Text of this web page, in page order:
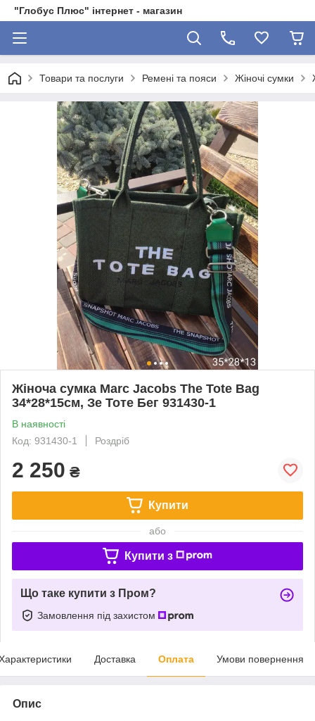
"Глобус Плюс" інтернет - магазин
Товари та послуги Ремені та пояси Жіночі сумки
Жіноча сумка Marc Jacobs The Tote Bag
34*28*15см, Зе Тоте Бег 931430-1
В наявності
Код: 931430-1
Роздріб
2 250 ₴
Купити
або
Купити з
Що таке купити з Пром?
Замовлення під захистом
Доставка Оплата Умови повернення
Опис